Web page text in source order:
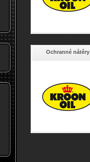
Ochranné nátěry